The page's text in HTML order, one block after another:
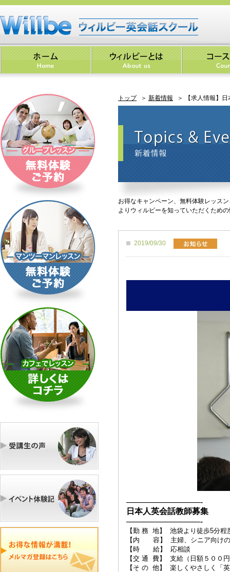
トップ ＞ 新着情報 ＞ 【求人情報】
お得なキャンペーン、無料体験レッス
よりウィルビーを知っていただくため
2019/09/30
—————————-
日本人英会話教師募集
—————————-
【勤 務 地】 池袋より徒歩5分程
【内 容】 主婦、シニア向け
【時 給】 応相談
【交 通 費】 支給（日額５００
【そ の 他】 楽しくやさしく「